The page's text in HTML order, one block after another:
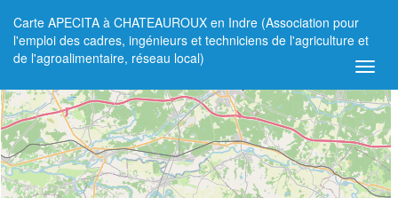
Carte APECITA à CHATEAUROUX en Indre (Association pour
l'emploi des cadres, ingénieurs et techniciens de l'agriculture et
de l'agroalimentaire, réseau local)
+
−